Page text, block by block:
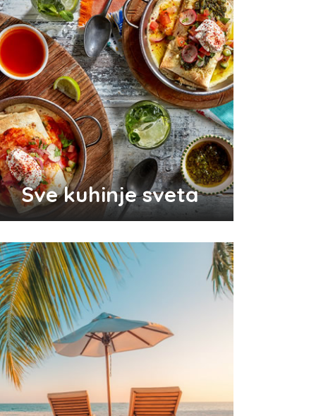
5 načina kako da pobedite
stres
Zašto odlažemo bitne stvari i
kako da prestanemo?
Odlični saveti za brže začeće
bebe
Audio i video konektori - šta
su i koje vrste postoje
Top 3 tradicionalna grčka jela
koja morate probati
Pravilna nega kose za jaču
kosu
Da li je ljubomora u vezi dokaz
ljubavi?
Sve kuhinje sveta